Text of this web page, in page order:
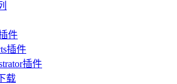
件
插件
插件
载